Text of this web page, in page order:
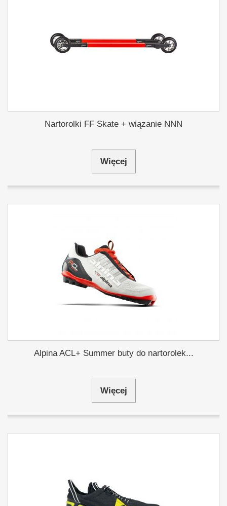
Nartorolki FF Skate + wiązanie NNN
Więcej
Alpina ACL+ Summer buty do nartorolek...
Więcej